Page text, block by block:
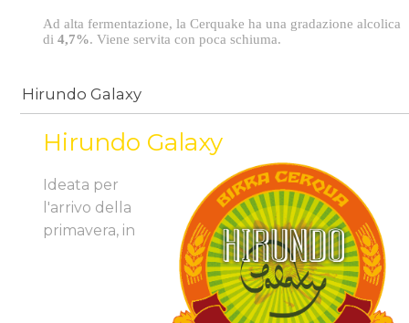
Ad alta fermentazione, la Cerquake ha una gradazione alcolica
di 4,7%. Viene servita con poca schiuma.
Hirundo Galaxy
Hirundo Galaxy
Ideata per
l'arrivo della
primavera, in